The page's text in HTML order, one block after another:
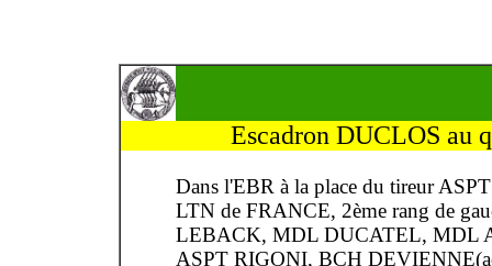
Escadron DUCLOS au
Dans l'EBR à la place du tireur
LTN de FRANCE, 2ème rang de
LEBACK, MDL DUCATEL, MDL
ASPT RIGONI, BCH